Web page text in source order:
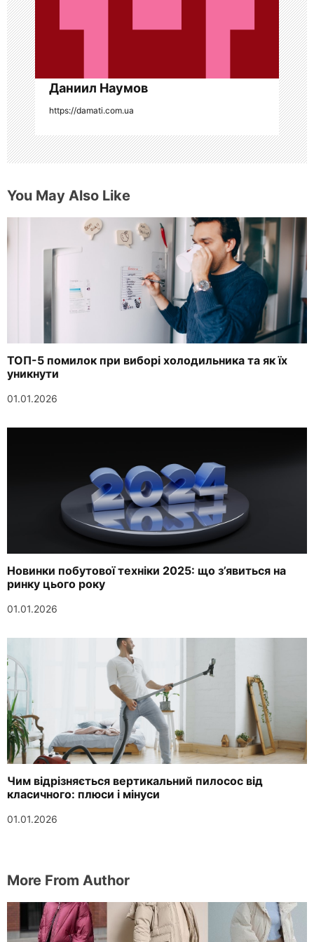
п
и
с
я
м
Даниил Наумов
https://damati.com.ua
You May Also Like
ТОП-5 помилок при виборі холодильника та як їх
уникнути
01.01.2026
Новинки побутової техніки 2025: що з’явиться на
ринку цього року
01.01.2026
Чим відрізняється вертикальний пилосос від
класичного: плюси і мінуси
01.01.2026
More From Author